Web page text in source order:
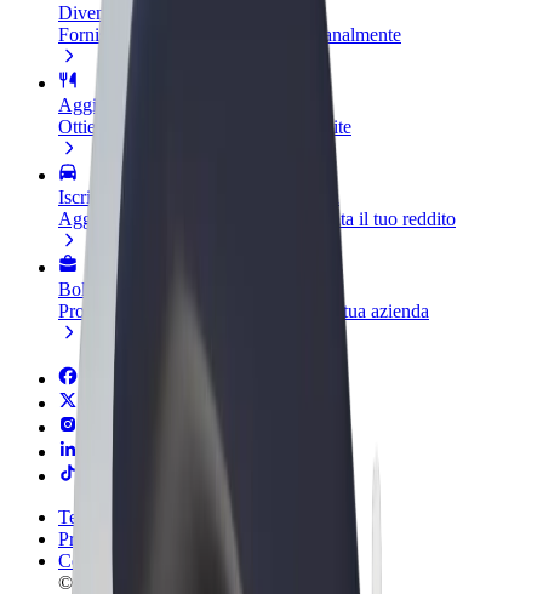
Diventa un autista Bolt
Fornisci cibo e ricevi pagato settimanalmente
Aggiungi il tuo ristorante o negozio
Ottieni più clienti e aumenta le vendite
Iscriviti come proprietario della flotta
Aggiungi la tua flotta a Bolt e aumenta il tuo reddito
Bolt per le aziende
Prodotti e servizi Bolt scalabili per la tua azienda
Termini e condizioni
Privacy
Cookies
© 2026 Bolt Technology OÜ